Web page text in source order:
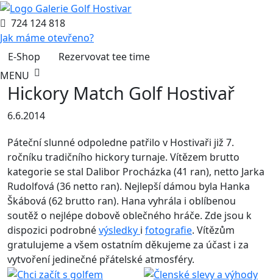
724 124 818
Jak máme otevřeno?
E-Shop
Rezervovat tee time
MENU
Hickory Match Golf Hostivař
6.6.2014
Páteční slunné odpoledne patřilo v Hostivaři již 7.
ročníku tradičního hickory turnaje. Vítězem brutto
kategorie se stal Dalibor Procházka (41 ran), netto Jarka
Rudolfová (36 netto ran). Nejlepší dámou byla Hanka
Škábová (62 brutto ran). Hana vyhrála i oblíbenou
soutěž o nejlépe dobově oblečného hráče. Zde jsou k
dispozici podrobnévýsledky i fotografie. Vítězům
gratulujeme a všem ostatním děkujeme za účast i za
vytvoření jedinečné přátelské atmosféry.